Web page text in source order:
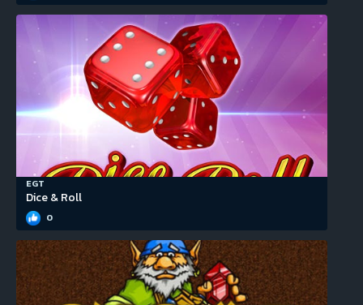
EGT
Dice & Roll
0